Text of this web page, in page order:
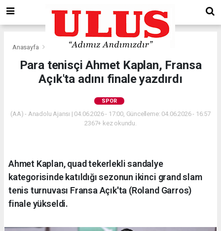
Anasayfa
Para tenisçi Ahmet Kaplan, Fransa
Açık'ta adını finale yazdırdı
SPOR
(AA) - Anadolu Ajansı | 04.06.2026 - 17:00, Güncelleme: 04.06.2026 - 16:57
2367+ kez okundu.
Ahmet Kaplan, quad tekerlekli sandalye
kategorisinde katıldığı sezonun ikinci grand slam
tenis turnuvası Fransa Açık'ta (Roland Garros)
finale yükseldi.